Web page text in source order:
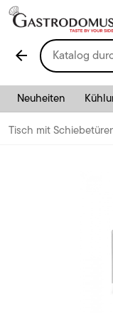
arrow_back
Neuheiten
Tisch mit